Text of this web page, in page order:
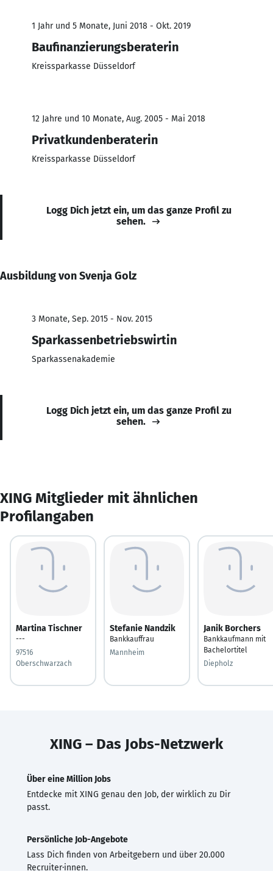
1 Jahr und 5 Monate, Juni 2018 - Okt. 2019
Baufinanzierungsberaterin
Kreissparkasse Düsseldorf
12 Jahre und 10 Monate, Aug. 2005 - Mai 2018
Privatkundenberaterin
Kreissparkasse Düsseldorf
Logg Dich jetzt ein, um das ganze Profil zu
sehen.
Ausbildung von Svenja Golz
3 Monate, Sep. 2015 - Nov. 2015
Sparkassenbetriebswirtin
Sparkassenakademie
Logg Dich jetzt ein, um das ganze Profil zu
sehen.
XING Mitglieder mit ähnlichen
Profilangaben
Martina Tischner
---
97516
Oberschwarzach
Stefanie Nandzik
Bankkauffrau
Mannheim
Janik Borchers
Bankkaufmann mit
Bachelortitel
Diepholz
XING – Das Jobs-Netzwerk
Über eine Million Jobs
Entdecke mit XING genau den Job, der wirklich zu Dir
passt.
Persönliche Job-Angebote
Lass Dich finden von Arbeitgebern und über 20.000
Recruiter·innen.